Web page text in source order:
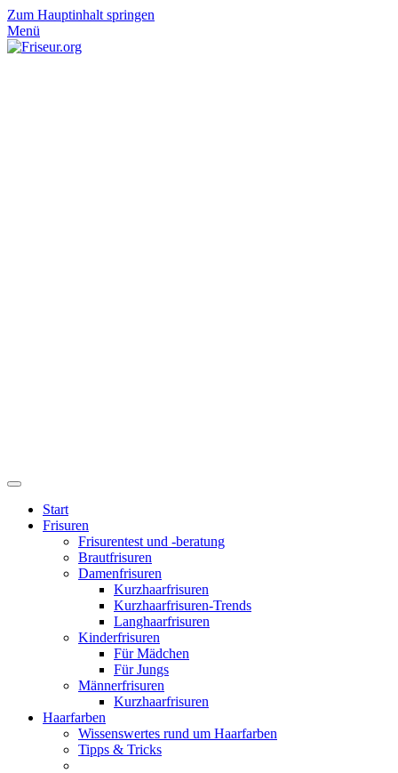
Zum Hauptinhalt springen
Menü
Start
Frisuren
Frisurentest und -beratung
Brautfrisuren
Damenfrisuren
Kurzhaarfrisuren
Kurzhaarfrisuren-Trends
Langhaarfrisuren
Kinderfrisuren
Für Mädchen
Für Jungs
Männerfrisuren
Kurzhaarfrisuren
Haarfarben
Wissenswertes rund um Haarfarben
Tipps & Tricks